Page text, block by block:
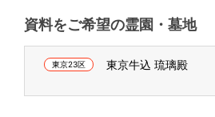
資料をご希望の霊園・墓地
東京23区 東京牛込 琉璃殿